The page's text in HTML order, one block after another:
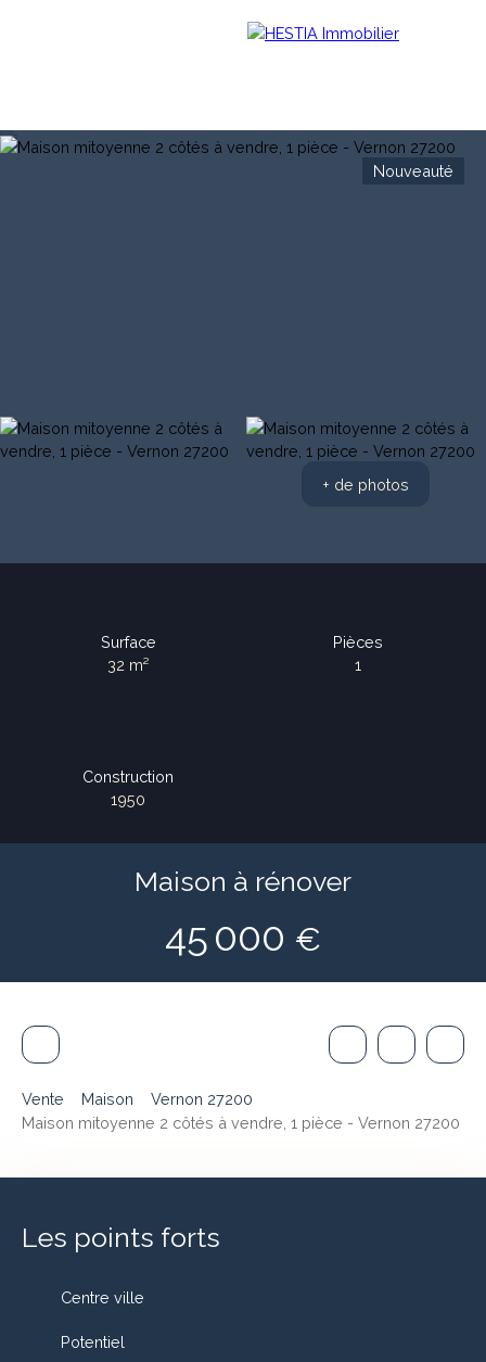
Nouveauté
+ de photos
Surface
32 m²
Pièces
1
Construction
1950
Maison à rénover
45 000 €
Vente Maison
Vernon 27200
Maison mitoyenne 2 côtés à vendre, 1 pièce - Vernon 27200
Les points forts
Centre ville
Potentiel